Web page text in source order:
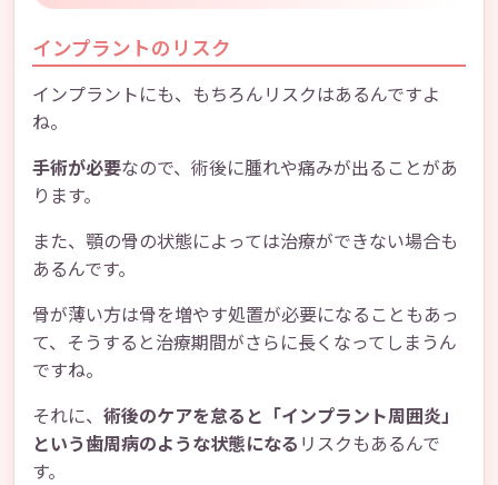
インプラントのリスク
インプラントにも、もちろんリスクはあるんですよ
ね。
手術が必要なので、術後に腫れや痛みが出ることがあ
ります。
また、顎の骨の状態によっては治療ができない場合も
あるんです。
骨が薄い方は骨を増やす処置が必要になることもあっ
て、そうすると治療期間がさらに長くなってしまうん
ですね。
それに、 術後のケアを怠ると「インプラント周囲炎」
という歯周病のような状態になる リスクもあるんで
す。